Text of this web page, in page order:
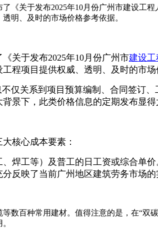
了《关于发布2025年10月份广州市建设
明、及时的市场价格参考依据。
关于发布2025年10月份广州市建设工
程项目提供权威、透明、及时的市场
仅关系到项目预算编制、合同签订
景下，此类价格信息的定期发布显得
核心成本要素：
焊工等）及普工的日工资或综合单
反映了当前广州地区建筑劳务市场的
等数百种常用建材。值得注意的是，在“双